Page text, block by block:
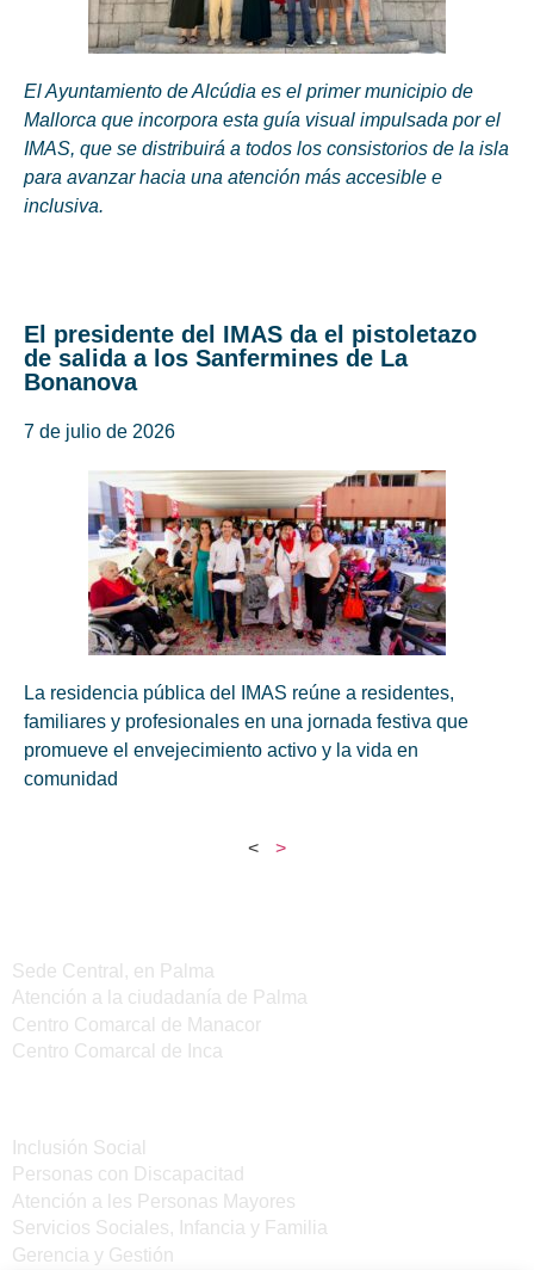
El Ayuntamiento de Alcúdia es el primer municipio de
Mallorca que incorpora esta guía visual impulsada por el
IMAS, que se distribuirá a todos los consistorios de la isla
para avanzar hacia una atención más accesible e
inclusiva.
El presidente del IMAS da el pistoletazo
de salida a los Sanfermines de La
Bonanova
7 de julio de 2026
La residencia pública del IMAS reúne a residentes,
familiares y profesionales en una jornada festiva que
promueve el envejecimiento activo y la vida en
comunidad
< >
Sede Central, en Palma
Atención a la ciudadanía de Palma
Centro Comarcal de Manacor
Centro Comarcal de Inca
Inclusión Social
Personas con Discapacitad
Atención a les Personas Mayores
Servicios Sociales, Infancia y Familia
Gerencia y Gestión